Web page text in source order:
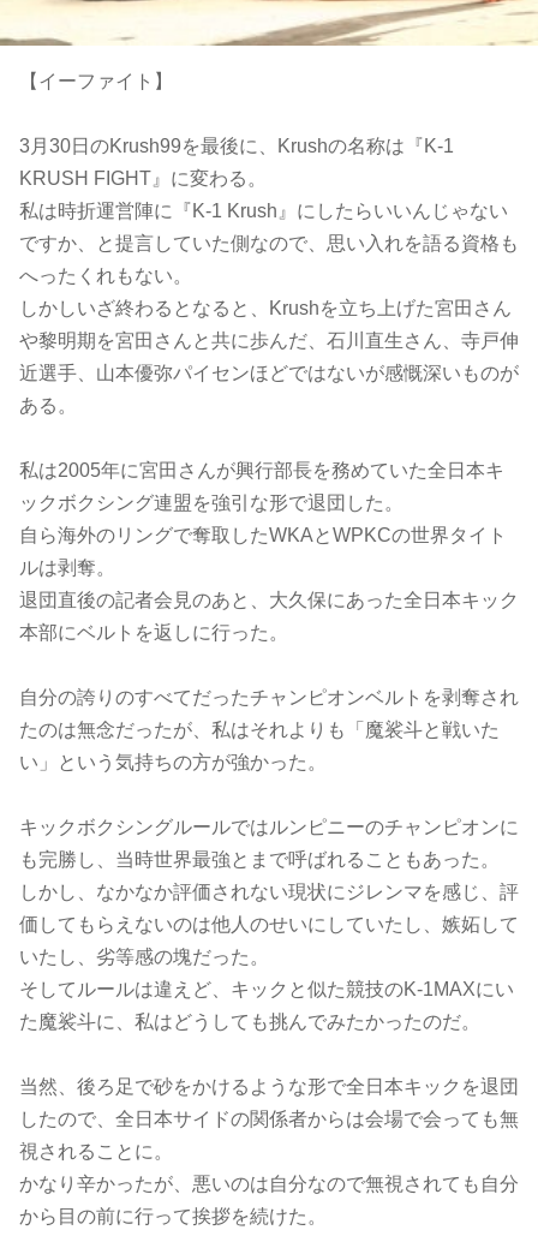
【イーファイト】
3月30日のKrush99を最後に、Krushの名称は『K-1
KRUSH FIGHT』に変わる。
私は時折運営陣に『K-1 Krush』にしたらいいんじゃない
ですか、と提言していた側なので、思い入れを語る資格も
へったくれもない。
しかしいざ終わるとなると、Krushを立ち上げた宮田さん
や黎明期を宮田さんと共に歩んだ、石川直生さん、寺戸伸
近選手、山本優弥パイセンほどではないが感慨深いものが
ある。
私は2005年に宮田さんが興行部長を務めていた全日本キ
ックボクシング連盟を強引な形で退団した。
自ら海外のリングで奪取したWKAとWPKCの世界タイト
ルは剥奪。
退団直後の記者会見のあと、大久保にあった全日本キック
本部にベルトを返しに行った。
自分の誇りのすべてだったチャンピオンベルトを剥奪され
たのは無念だったが、私はそれよりも「魔裟斗と戦いた
い」という気持ちの方が強かった。
キックボクシングルールではルンピニーのチャンピオンに
も完勝し、当時世界最強とまで呼ばれることもあった。
しかし、なかなか評価されない現状にジレンマを感じ、評
価してもらえないのは他人のせいにしていたし、嫉妬して
いたし、劣等感の塊だった。
そしてルールは違えど、キックと似た競技のK-1MAXにい
た魔裟斗に、私はどうしても挑んでみたかったのだ。
当然、後ろ足で砂をかけるような形で全日本キックを退団
したので、全日本サイドの関係者からは会場で会っても無
視されることに。
かなり辛かったが、悪いのは自分なので無視されても自分
から目の前に行って挨拶を続けた。